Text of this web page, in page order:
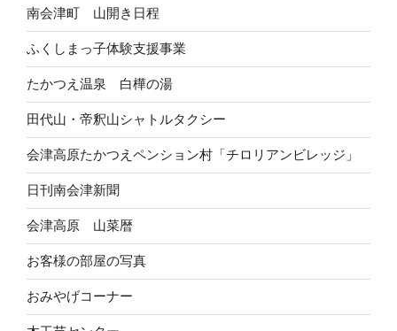
南会津町 山開き日程
ふくしまっ子体験支援事業
たかつえ温泉 白樺の湯
田代山・帝釈山シャトルタクシー
会津高原たかつえペンション村「チロリアンビレッジ」
日刊南会津新聞
会津高原 山菜暦
お客様の部屋の写真
おみやげコーナー